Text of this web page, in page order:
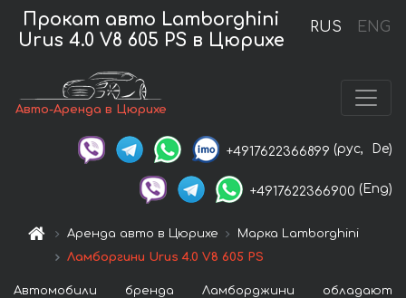
RUS ENG
Прокат авто Lamborghini
Urus 4.0 V8 605 PS в Цюрихе
Авто-Аренда в Цюрихе
+4917622366899 (рус, De)
+4917622366900 (Eng)
Аренда авто в Цюрихе
Марка Lamborghini
Ламборгини Urus 4.0 V8 605 PS
Автомобили бренда Ламборджини обладают